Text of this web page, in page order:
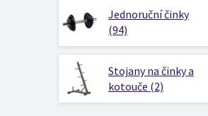
Jednoruční činky
(94)
Stojany na činky a
kotouče (2)